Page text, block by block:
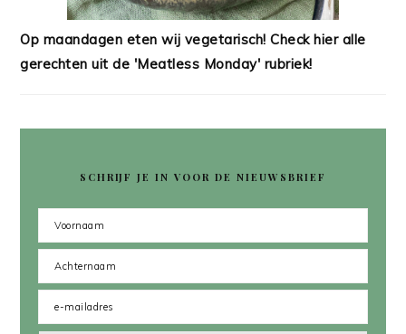
Op maandagen eten wij vegetarisch! Check hier alle
gerechten uit de 'Meatless Monday' rubriek!
SCHRIJF JE IN VOOR DE NIEUWSBRIEF